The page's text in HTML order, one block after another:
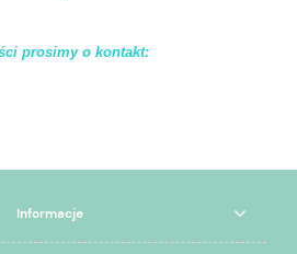
prosimy o kontakt:
Informacje